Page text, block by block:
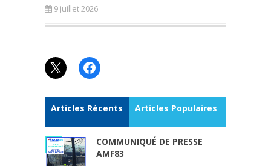
9 juillet 2026
X Facebook
Articles Récents Articles Populaires
COMMUNIQUÉ DE PRESSE
AMF83